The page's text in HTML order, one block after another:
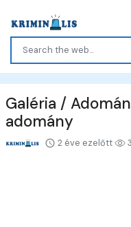
Galéria /
adomány
2 éve ezelőtt